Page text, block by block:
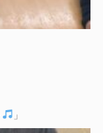
」